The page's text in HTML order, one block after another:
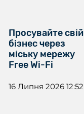
Просувайте свій
бізнес через
міську мережу
Free Wi-Fi
16 Липня 2026 12:52